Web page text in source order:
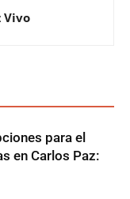
Vivo
para el
en Carlos Paz: